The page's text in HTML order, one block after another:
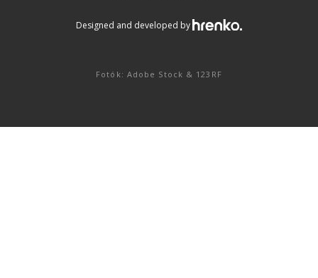
Designed and developed by
Fotók: Adobe Stock & 123RF